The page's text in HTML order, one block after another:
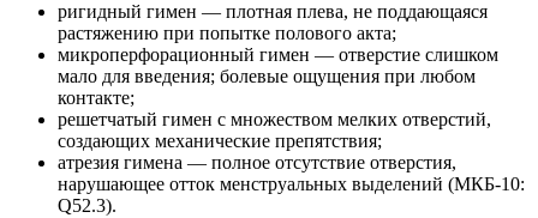
ригидный гимен — плотная плева, не поддающаяся
растяжению при попытке полового акта;
микроперфорационный гимен — отверстие слишком
мало для введения; болевые ощущения при любом
контакте;
решетчатый гимен с множеством мелких отверстий,
создающих механические препятствия;
атрезия гимена — полное отсутствие отверстия,
нарушающее отток менструальных выделений (МКБ-10:
Q52.3).